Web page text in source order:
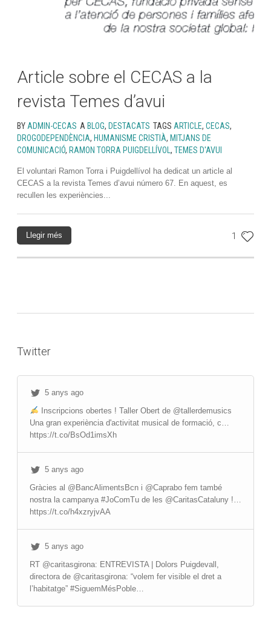
Article sobre el CECAS a la
revista Temes d’avui
BY ADMIN-CECAS A BLOG, DESTACATS TAGS ARTICLE, CECAS,
DROGODEPENDÈNCIA, HUMANISME CRISTIÀ, MITJANS DE
COMUNICACIÓ, RAMON TORRA PUIGDELLÍVOL , TEMES D'AVUI
El voluntari Ramon Torra i Puigdellívol ha dedicat un article al
CECAS a la revista Temes d’avui número 67. En aquest, es
recullen les experiències...
1
Llegir més
Twitter
5 anys ago
Inscripcions obertes ! Taller Obert de @tallerdemusics
Una gran experiència d'activitat musical de formació, c…
https://t.co/BsOd1imsXh
5 anys ago
Gràcies al @BancAlimentsBcn i @Caprabo fem també
nostra la campanya #JoComTu de les @CaritasCataluny !…
https://t.co/h4xzryjvAA
5 anys ago
RT @caritasgirona: ENTREVISTA | Dolors Puigdevall,
directora de @caritasgirona: “volem fer visible el dret a
l’habitatge” #SiguemMésPoble…